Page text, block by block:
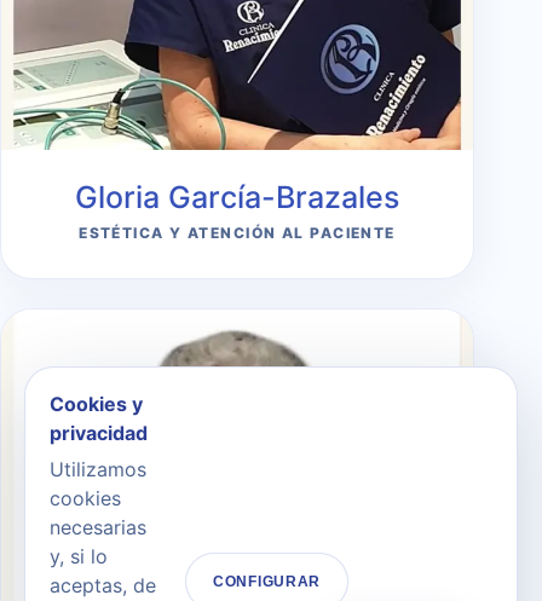
Gloria García-Brazales
ESTÉTICA Y ATENCIÓN AL PACIENTE
Cookies y
privacidad
Utilizamos
cookies
necesarias
y, si lo
aceptas, de
CONFIGURAR